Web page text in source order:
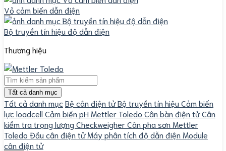
Vỏ cảm biến dẫn điện
Bộ truyền tín hiệu độ dẫn điện
Thương hiệu
Tất cả danh mục
Tất cả danh mục Bệ cân điện tửBộ truyền tín hiệu Cảm biến
lực loadcell Cảm biến pH Mettler Toledo Cân bàn điện tửCân
kiểm tra trọng lượng CheckweigherCân pha sơn Mettler
Toledo Đầu cân điện tửMáy phân tích độ dẫn điện Module
cân điện tử